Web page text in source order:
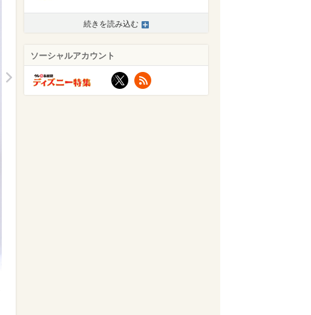
>
続きを読み込む
ソーシャルアカウント
X